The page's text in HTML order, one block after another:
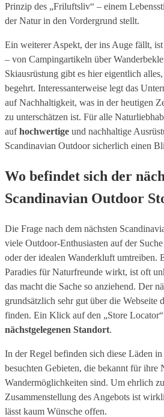
Prinzip des „Friluftsliv“ – einem
der Natur in den Vordergrund stellt.
Ein weiterer Aspekt, der ins Auge fällt,
– von Campingartikeln über
Skiausrüstung gibt es hier eigentlich
begehrt. Interessanterweise legt das
auf Nachhaltigkeit, was in der heutigen
zu unterschätzen ist. Für alle
aufhochwertige und nachhaltige
Scandinavian Outdoor sicherlich einen
Wo befindet sich der
Scandinavian Outdoor
Die Frage nach dem nächsten
viele Outdoor-Enthusiasten auf der
oder der idealen Wanderkluft umtreiben.
Paradies für Naturfreunde wirkt, ist oft
das macht die Sache so anziehend. Der
grundsätzlich sehr gut über die Webseite
finden. Ein Klick auf den „Store
nächstgelegenen Standort.
In der Regel befinden sich diese Läden
besuchten Gebieten, die bekannt für ihre
Wandermöglichkeiten sind. Um ehrlich
Zusammenstellung des Angebots ist
lässt kaum Wünsche offen.